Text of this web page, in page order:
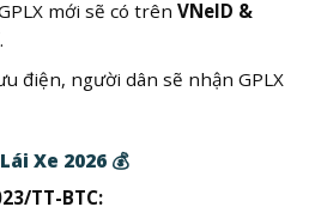
mới sẽ có trên VNeID &
.
điện, người dân sẽ nhận GPLX
Xe 2026 💰
TT-BTC: